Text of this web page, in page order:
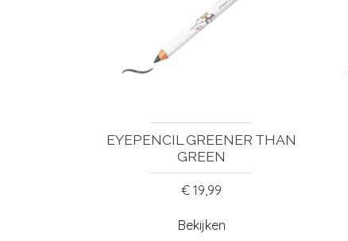
EYEPENCIL GREENER THAN
GREEN
€ 19,99
Bekijken